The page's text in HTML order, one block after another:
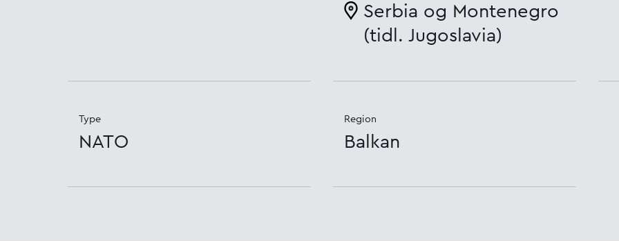
Serbia og Montenegro
(tidl. Jugoslavia)
Type
NATO
Region
Balkan